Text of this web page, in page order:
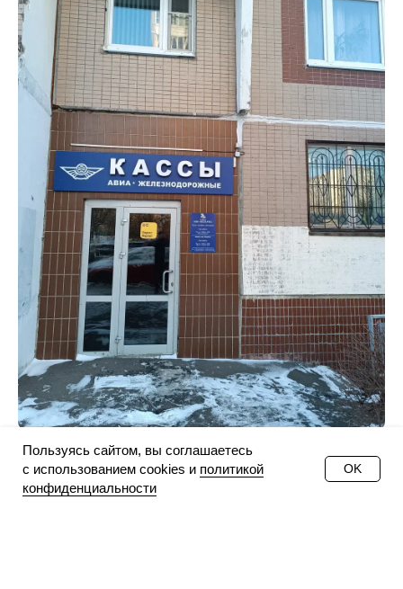
Пользуясь сайтом, вы соглашаетесь
с использованием cookies и политикой
конфиденциальности
OK